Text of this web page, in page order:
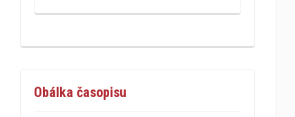
Obálka časopisu